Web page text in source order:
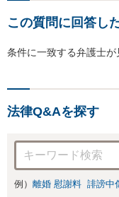
この質問に回答し
条件に一致する弁護士
法律Q&Aを探す
例） 離婚 慰謝料 誹謗中